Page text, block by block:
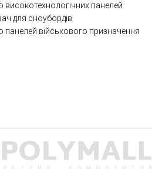
високотехнологічних панелей
для сноубордів
панелей військового призначення